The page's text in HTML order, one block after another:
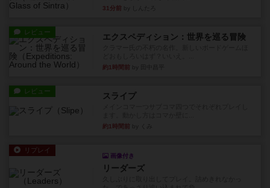
31分前 by しんたろ
レビュー エクスペディション：世界を巡る冒険
約1時間前
レビュー スライプ
約1時間前
リプレイ
画像付き
リーダーズ